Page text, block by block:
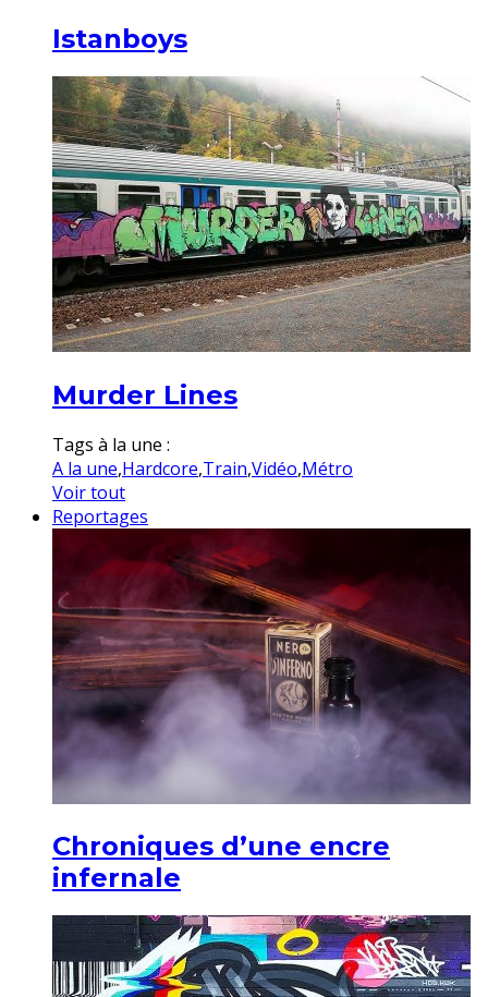
Istanboys
Murder Lines
Tags à la une :
A la une,Hardcore,Train,Vidéo,Métro
Voir tout
Reportages
Chroniques d’une encre
infernale